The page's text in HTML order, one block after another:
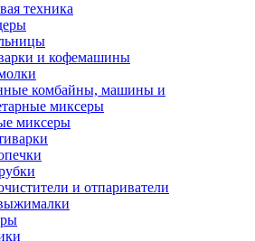
техника
и кофемашины
комбайны, машины и
миксеры
миксеры
и отпариватели